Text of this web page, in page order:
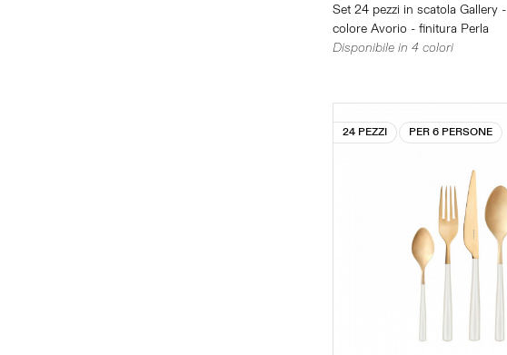
Set 24 pezzi in scatola Gallery -
colore Avorio - finitura Perla
Disponibile in 4 colori
24 PEZZI PER 6 PERSONE